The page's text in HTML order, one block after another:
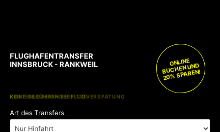
KOSTENLOSE KINDERSITZE
KEINE GEBÜHREN BEI FLUGVERSPÄTUNG
ONLINE
BUCHEN UND
20% SPAREN!
Art des Transfers
FLUGHAFENTRANSFER
INNSBRUCK - RANKWEIL